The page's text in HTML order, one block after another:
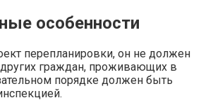
особенности
перепланировки, он не должен
граждан, проживающих в
порядке должен быть